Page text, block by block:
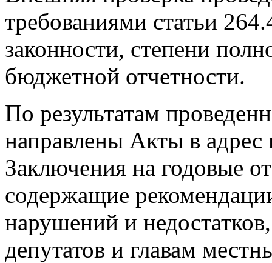
требованиями статьи
законности, степени
бюджетной отчетности.
По результатам
направлены Акты в адрес
Заключения на годовые
содержащие
нарушений и
депутатов и главам